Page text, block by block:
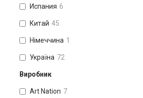
Испания 6
Китай 45
Німеччина 1
Україна 72
Виробник
Art Nation 7